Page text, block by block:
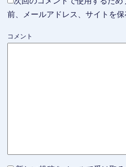
前、メールアドレス、サイトを保
コメント